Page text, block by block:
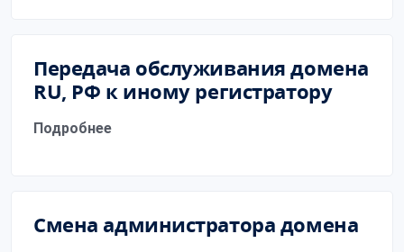
Передача обслуживания домена
RU, РФ к иному регистратору
Подробнее
Смена администратора домена